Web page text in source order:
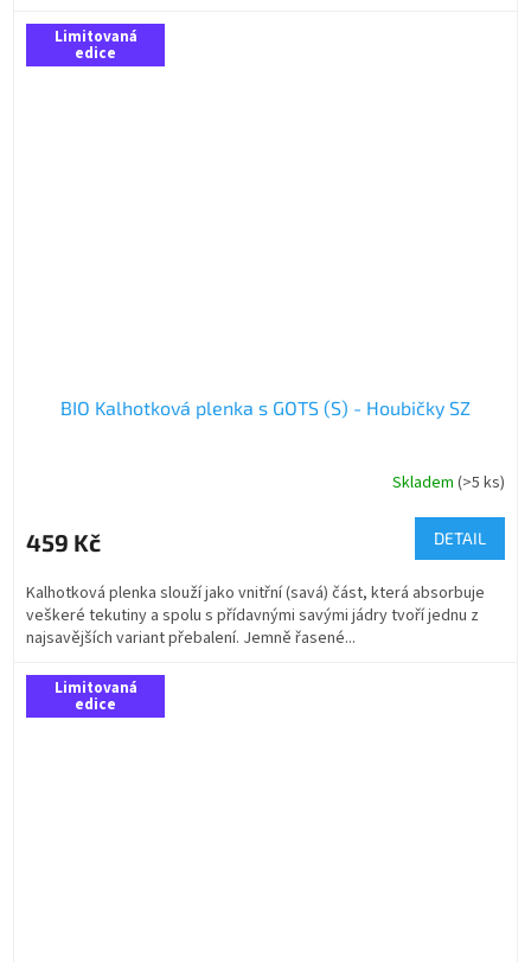
Limitovaná
edice
BIO Kalhotková plenka s GOTS (S) - Houbičky SZ
Skladem (>5 ks)
459 Kč DETAIL
Kalhotková plenka slouží jako vnitřní (savá) část, která absorbuje
veškeré tekutiny a spolu s přídavnými savými jádry tvoří jednu z
najsavějších variant přebalení. Jemně řasené...
Limitovaná
edice